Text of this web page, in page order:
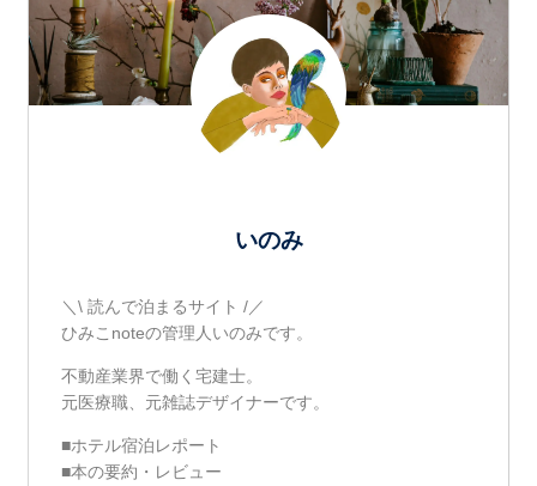
いのみ
＼\ 読んで泊まるサイト /／
ひみこnoteの管理人いのみです。
不動産業界で働く宅建士。
元医療職、元雑誌デザイナーです。
■ホテル宿泊レポート
■本の要約・レビュー